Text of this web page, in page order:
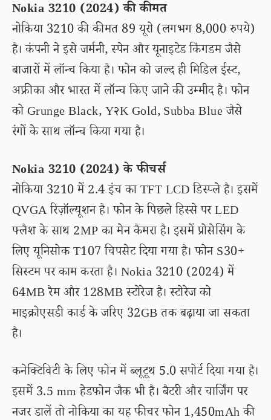
Nokia 3210 (2024) की कीमत
नोकिया 3210 की कीमत 89 यूरो (लगभग 8,000 रुपये)
है। कंपनी ने इसे जर्मनी, स्पेन और यूनाइटेड किंगडम जैसे
बाजारों में लॉन्च किया है। फोन को जल्द ही मिडिल ईस्ट,
अफ्रीका और भारत में लॉन्च किए जाने की उम्मीद है। फोन
को Grunge Black, Y२K Gold, Subba Blue जैसे
रंगों के साथ लॉन्च किया गया है।
Nokia 3210 (2024) के फीचर्स
नोकिया 3210 में 2.4 इंच का TFT LCD डिस्प्ले है। इसमें
QVGA रिज़ॉल्यूशन है। फोन के पिछले हिस्से पर LED
फ्लैश के साथ 2MP का मेन कैमरा है। इसमें प्रोसेसिंग के
लिए यूनिसोक T107 चिपसेट दिया गया है। फोन S30+
सिस्टम पर काम करता है। Nokia 3210 (2024) में
64MB रैम और 128MB स्टोरेज है। स्टोरेज को
माइक्रोएसडी कार्ड के जरिए 32GB तक बढ़ाया जा सकता
है।
कनेक्टिविटी के लिए फोन में ब्लूटूथ 5.0 सपोर्ट दिया गया है।
इसमें 3.5 mm हेडफोन जैक भी है। बैटरी और चार्जिंग पर
नजर डालें तो नोकिया का यह फीचर फोन 1,450mAh की